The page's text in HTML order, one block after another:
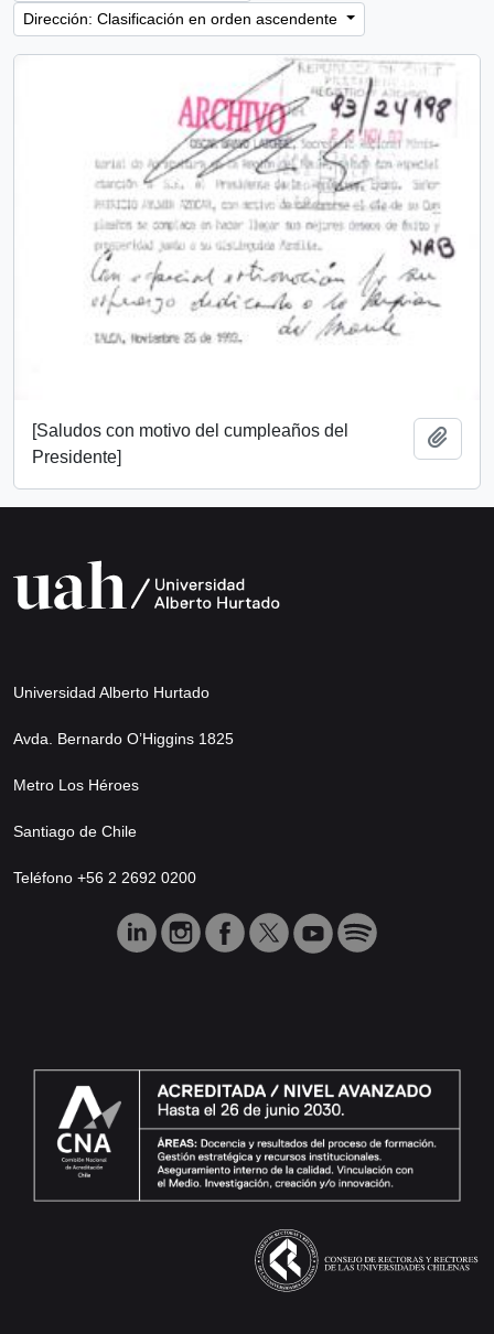
Dirección: Clasificación en orden ascendente
[Saludos con motivo del cumpleaños del
Presidente]
Universidad Alberto Hurtado
Avda. Bernardo O’Higgins 1825
Metro Los Héroes
Santiago de Chile
Teléfono +56 2 2692 0200